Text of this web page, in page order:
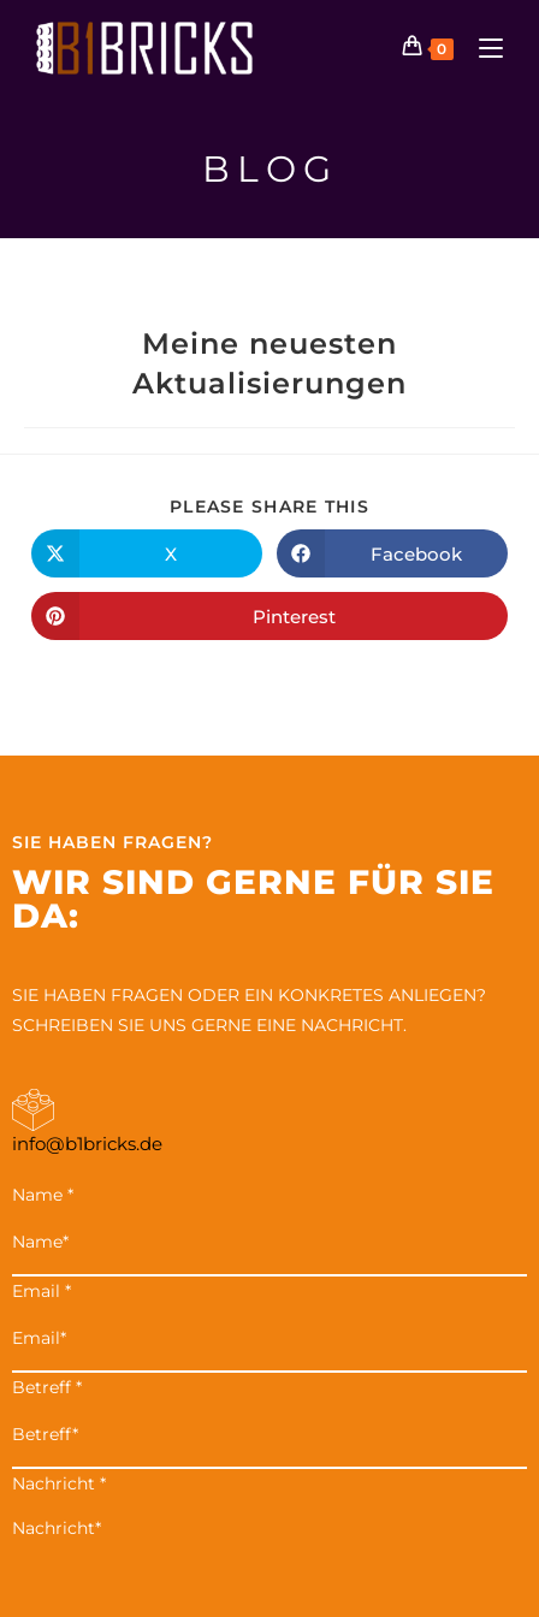
0
BLOG
Meine neuesten
Aktualisierungen
PLEASE SHARE THIS
X Facebook
Pinterest
SIE HABEN FRAGEN?
WIR SIND GERNE FÜR SIE
DA:
SIE HABEN FRAGEN ODER EIN KONKRETES ANLIEGEN?
SCHREIBEN SIE UNS GERNE EINE NACHRICHT.
info@b1bricks.de
Name *
Email *
Betreff *
Nachricht *